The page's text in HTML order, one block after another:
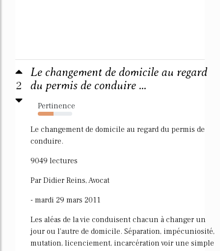
2
Le changement de domicile au regard
du permis de conduire ...
Pertinence
46%
Le changement de domicile au regard du permis de
conduire.
9049 lectures
Par Didier Reins, Avocat
- mardi 29 mars 2011
Les aléas de la vie conduisent chacun à changer un
jour ou l'autre de domicile. Séparation, impécuniosité,
mutation, licenciement, incarcération voir une simple